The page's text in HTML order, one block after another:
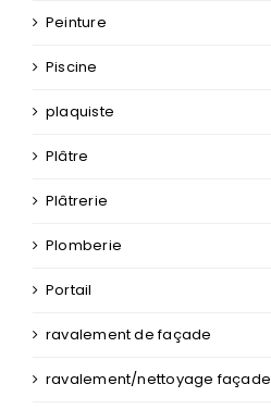
Peinture
Piscine
plaquiste
Plâtre
Plâtrerie
Plomberie
Portail
ravalement de façade
ravalement/nettoyage façade